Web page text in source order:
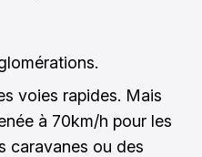
voies rapides. Mais
à 70km/h pour les
caravanes ou des